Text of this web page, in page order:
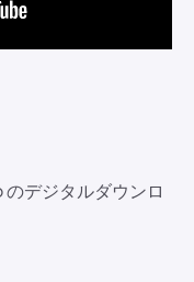
デジタルダウンロ